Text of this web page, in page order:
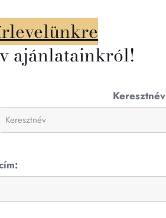
ajánlatainkról!
Keresztnév